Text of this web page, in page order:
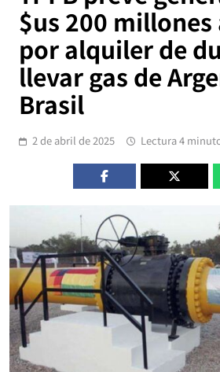
$us 200 millones
por alquiler de
llevar gas de
Brasil
2 de abril de 2025 Lectura 4